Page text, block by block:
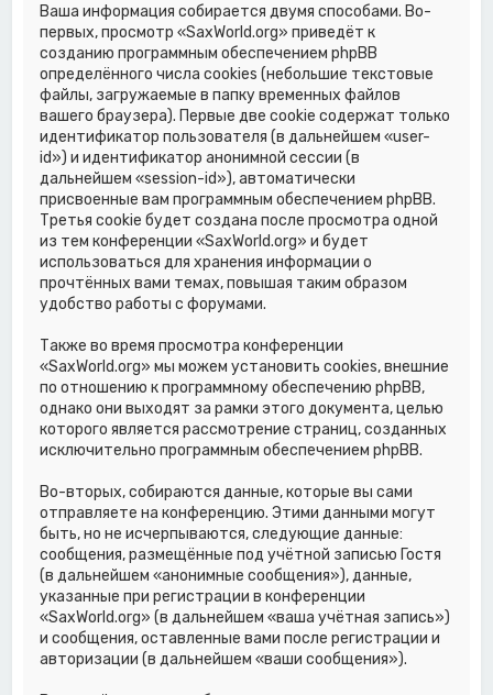
Ваша информация собирается двумя способами. Во-
первых, просмотр «SaxWorld.org» приведёт к
созданию программным обеспечением phpBB
определённого числа cookies (небольшие текстовые
файлы, загружаемые в папку временных файлов
вашего браузера). Первые две cookie содержат только
идентификатор пользователя (в дальнейшем «user-
id») и идентификатор анонимной сессии (в
дальнейшем «session-id»), автоматически
присвоенные вам программным обеспечением phpBB.
Третья cookie будет создана после просмотра одной
из тем конференции «SaxWorld.org» и будет
использоваться для хранения информации о
прочтённых вами темах, повышая таким образом
удобство работы с форумами.
Также во время просмотра конференции
«SaxWorld.org» мы можем установить cookies, внешние
по отношению к программному обеспечению phpBB,
однако они выходят за рамки этого документа, целью
которого является рассмотрение страниц, созданных
исключительно программным обеспечением phpBB.
Во-вторых, собираются данные, которые вы сами
отправляете на конференцию. Этими данными могут
быть, но не исчерпываются, следующие данные:
сообщения, размещённые под учётной записью Гостя
(в дальнейшем «анонимные сообщения»), данные,
указанные при регистрации в конференции
«SaxWorld.org» (в дальнейшем «ваша учётная запись»)
и сообщения, оставленные вами после регистрации и
авторизации (в дальнейшем «ваши сообщения»).